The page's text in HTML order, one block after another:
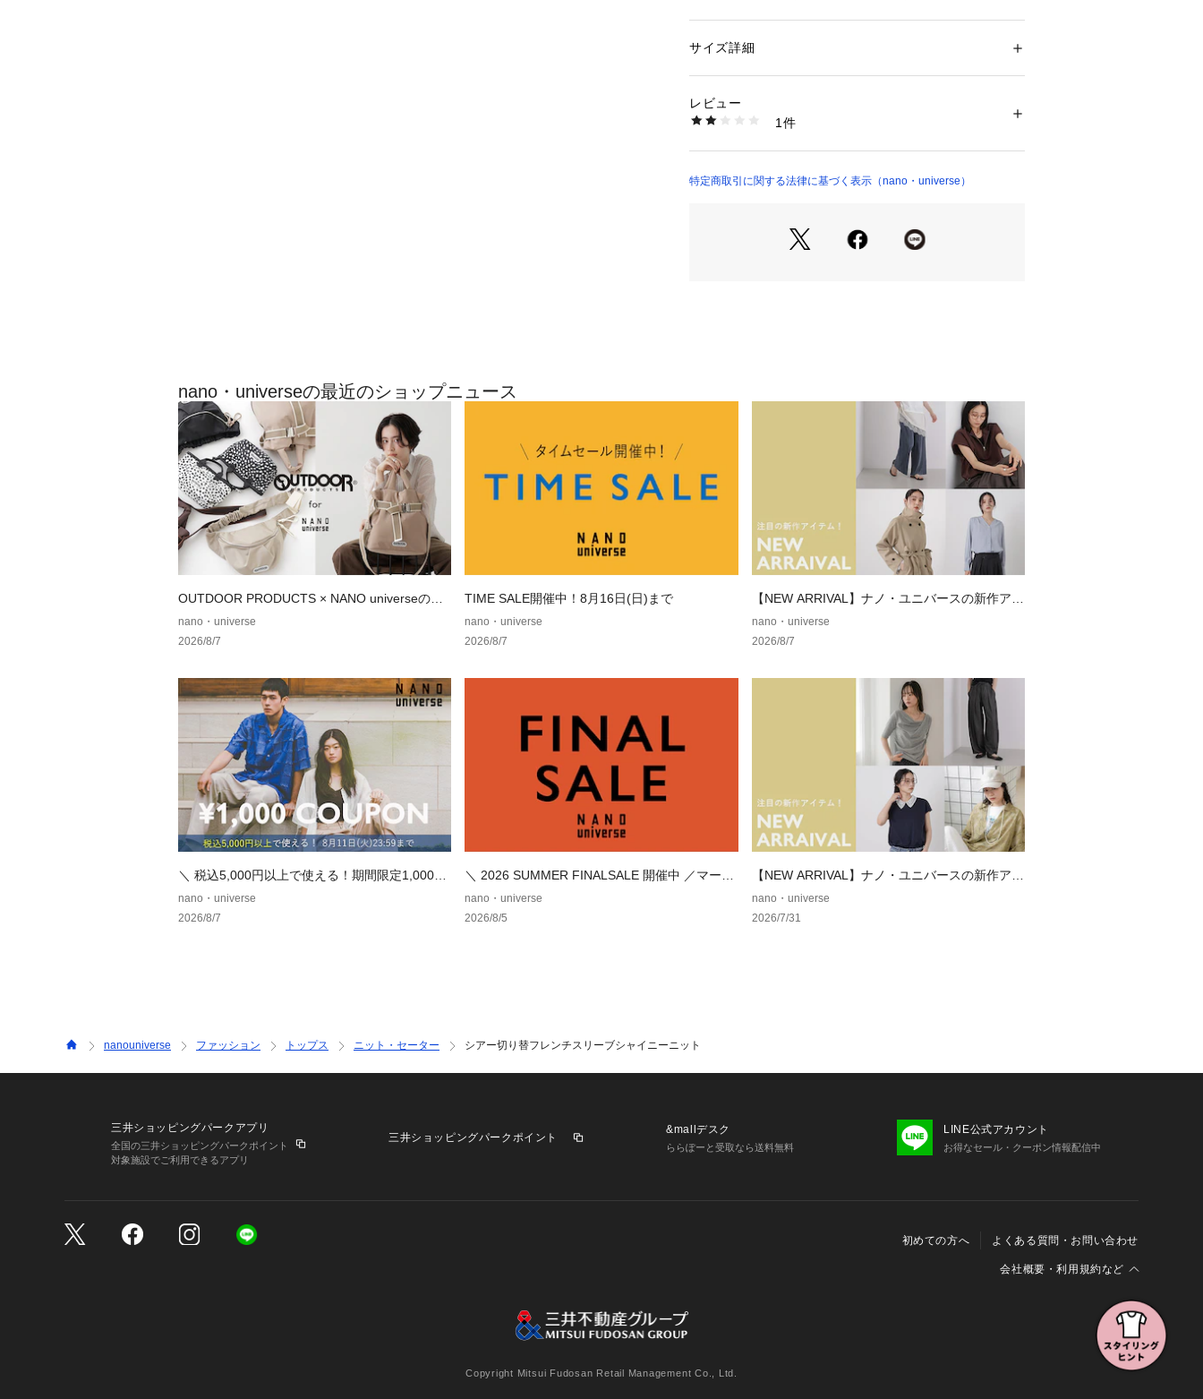
スリーブサマーニット。程よい透け感とさりげない微光
触りで、汗ばむ季節も快適に着られる一枚です。
ブニット
・肩まわりの華奢見せ効果が期待できる、肩先にやや幅
を持たせたデザイン
・手洗いに対応したウォッシャブル素材
・ほのかな透け感がセンシュアルなブラック
・軽やかで明るい印象のライトベージュ
・シアー素材と相まって涼やかな印象のブルー
■コーディネート
・テーパードパンツやスラックスと合わせて、上品な通
勤スタイルに
・デニムやワイドパンツと合わせて、大人の抜け感カジ
めレイヤードにもおすすめ
・6736122332　ラグランスリーブ半袖シャイニーニッ
・ボディラインを拾いにくい、程よくゆとりがありつ
つ、すっきりしたサイズ感
ネットを使用してください。単独洗いをして下さい。蛍
光増白剤が入っていない洗剤を使用して下さい。濡れた
ままの放置や、長時間の浸漬はしないで下さい。洗濯後
は形を整えて直ちに干してください。あて布を使用して
※光の当たり具合や撮影環境により色味が異なる場合が
※こちらの商品は、アウトレット店舗での取り扱いにな
ります。直接店舗へお問い合わせの際はアウトレット店
舗へお願い致します。プロパー店舗での取り扱いはござ
気になるアイテムをお気に入り登録して、あなただけの
いち早く特典情報をゲットして、お買い物をよりお楽し
性別：レディース
洗濯：手洗い 漂白× アイロン110℃ ドライ弱い タンブル乾燥× 平
干し ウェット非常に弱い
い
6736122331 （ショップ）
サイズ詳細
レビュー
1件
特定商取引に関する法律に基づく表示（nano・universe）
nano・universeの最近のショップニュース
OUTDOOR PRODUCTS × NANO universeの別
注アイテムをご紹介！
nano・universe
2026/8/7
TIME SALE開催中！8月16日(日)まで
nano・universe
2026/8/7
【NEW ARRIVAL】ナノ・ユニバースの新作アイ
テム
nano・universe
2026/8/7
＼ 税込5,000円以上で使える！期間限定1,000円
クーポン ／
nano・universe
2026/8/7
＼ 2026 SUMMER FINALSALE 開催中 ／マーク
ダウンでお得にゲット！
nano・universe
2026/8/5
【NEW ARRIVAL】ナノ・ユニバースの新作アイ
テム
nano・universe
2026/7/31
nanouniverse ファッション トップス ニット・セーター シアー切り替フレンチスリーブシャイニーニット
三井ショッピングパークアプリ
全国の三井ショッピングパークポイント
対象施設でご利用できるアプリ
三井ショッピングパークポイント
&mallデスク
ららぽーと受取なら送料無料
LINE公式アカウント
お得なセール・クーポン情報配信中
初めての方へ よくある質問・お問い合わせ
会社概要・利用規約など
特定商取引に関する法律に基づく表示
個人情報保護方針 個人情報の取り扱いについて
Cookieおよびアクセスログについて
三井不動産グループ ソーシャルメディアガイドライン
Copyright Mitsui Fudosan Retail Management Co., Ltd.